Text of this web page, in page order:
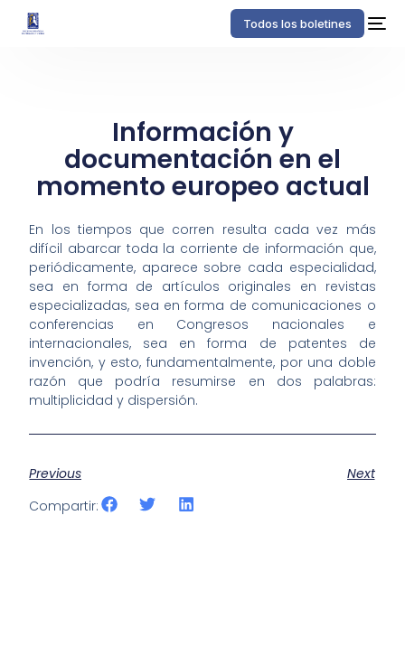
Todos los boletines
Información y
documentación en el
momento europeo actual
En los tiempos que corren resulta cada vez más
difícil abarcar toda la corriente de información que,
periódicamente, aparece sobre cada especialidad,
sea en forma de artículos originales en revistas
especializadas, sea en forma de comunicaciones o
conferencias en Congresos nacionales e
internacionales, sea en forma de patentes de
invención, y esto, fundamentalmente, por una doble
razón que podría resumirse en dos palabras:
multiplicidad y dispersión.
Previous
Next
Compartir: